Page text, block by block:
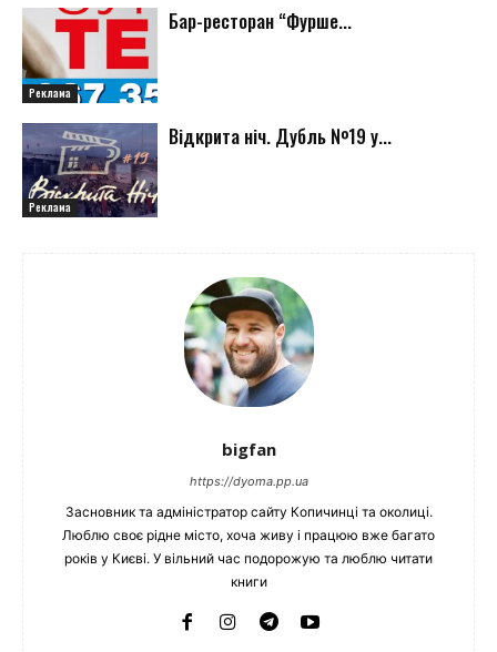
Реклама
Бар-ресторан “Фурше...
Реклама
Відкрита ніч. Дубль №19 у...
bigfan
https://dyoma.pp.ua
Засновник та адміністратор сайту Копичинці та околиці.
Люблю своє рідне місто, хоча живу і працюю вже багато
років у Києві. У вільний час подорожую та люблю читати
книги